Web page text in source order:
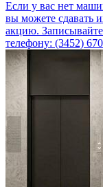
Если у вас нет
вы можете сдавать
акцию.
телефону: (3452)